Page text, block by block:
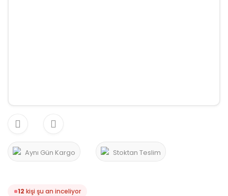
Aynı Gün Kargo Stoktan Teslim
12 kişi şu an inceliyor